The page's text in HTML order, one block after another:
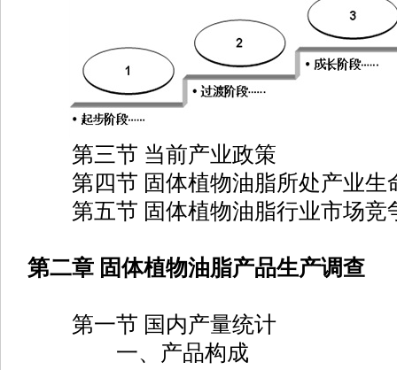
第三节 当前产业政策
第四节 固体植物油脂所处产业生
第五节 固体植物油脂行业市场竞
第二章 固体植物油脂产品生产调查
第一节 国内产量统计
一、产品构成